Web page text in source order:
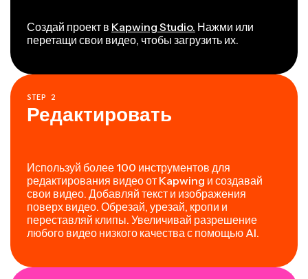
Создай проект в Kapwing Studio. Нажми или
перетащи свои видео, чтобы загрузить их.
STEP 2
Редактировать
Используй более 100 инструментов для
редактирования видео от Kapwing и создавай
свои видео. Добавляй текст и изображения
поверх видео. Обрезай, урезай, кропи и
переставляй клипы. Увеличивай разрешение
любого видео низкого качества с помощью AI.